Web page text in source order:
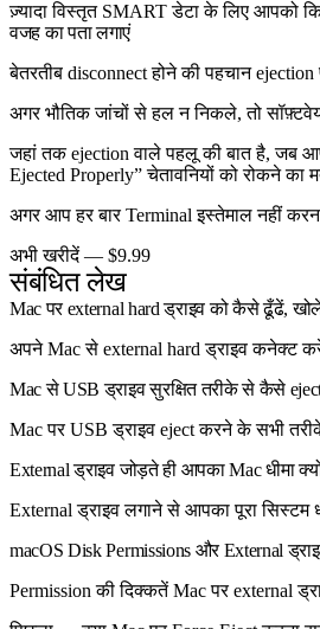
ज़्यादा विस्तृत SMART डेटा के लिए आपको
वजह का पता लगाएं
बेतरतीब disconnect होने की पहचान
अगर भौतिक जांचों से हल न निकले, तो
जहां तक ejection वाले पहलू की बात है, जब
Ejected Properly” चेतावनियों को रोकने
अगर आप हर बार Terminal इस्तेमाल नहीं
अभी खरीदें — $9.99
संबंधित लेख
Mac पर external hard ड्राइव को कैसे ढूँढें,
अपने Mac से external hard ड्राइव कनेक्ट
Mac से USB ड्राइव सुरक्षित तरीके से कैसे
Mac पर USB ड्राइव eject करने के सभी
External ड्राइव जोड़ते ही आपका Mac धीमा
External ड्राइव लगाने से आपका पूरा सिस्टम
macOS Disk Permissions और External
Permission की दिक्कतें Mac पर external